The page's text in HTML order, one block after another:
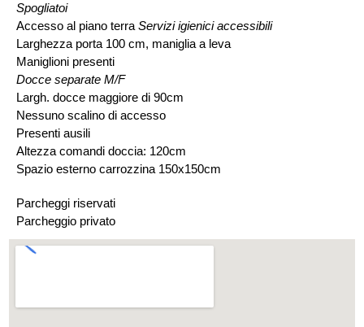
Spogliatoi
Accesso al piano terra Servizi igienici accessibili
Larghezza porta 100 cm, maniglia a leva
Maniglioni presenti
Docce separate M/F
Largh. docce maggiore di 90cm
Nessuno scalino di accesso
Presenti ausili
Altezza comandi doccia: 120cm
Spazio esterno carrozzina 150x150cm
Parcheggi riservati
Parcheggio privato